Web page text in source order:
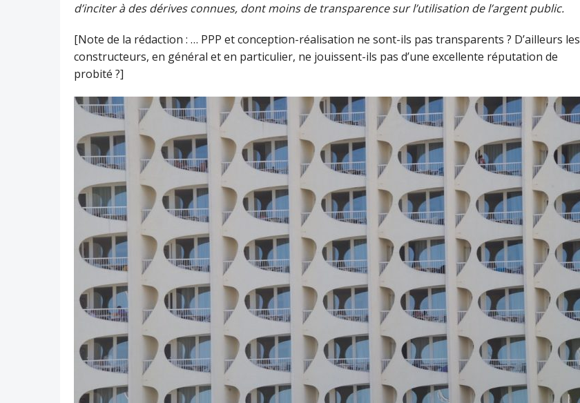
d’inciter à des dérives connues, dont moins de transparence sur l’utilisation de l’argent public.
[Note de la rédaction : … PPP et conception-réalisation ne sont-ils pas transparents ? D’ailleurs les
constructeurs, en général et en particulier, ne jouissent-ils pas d’une excellente réputation de
probité ?]